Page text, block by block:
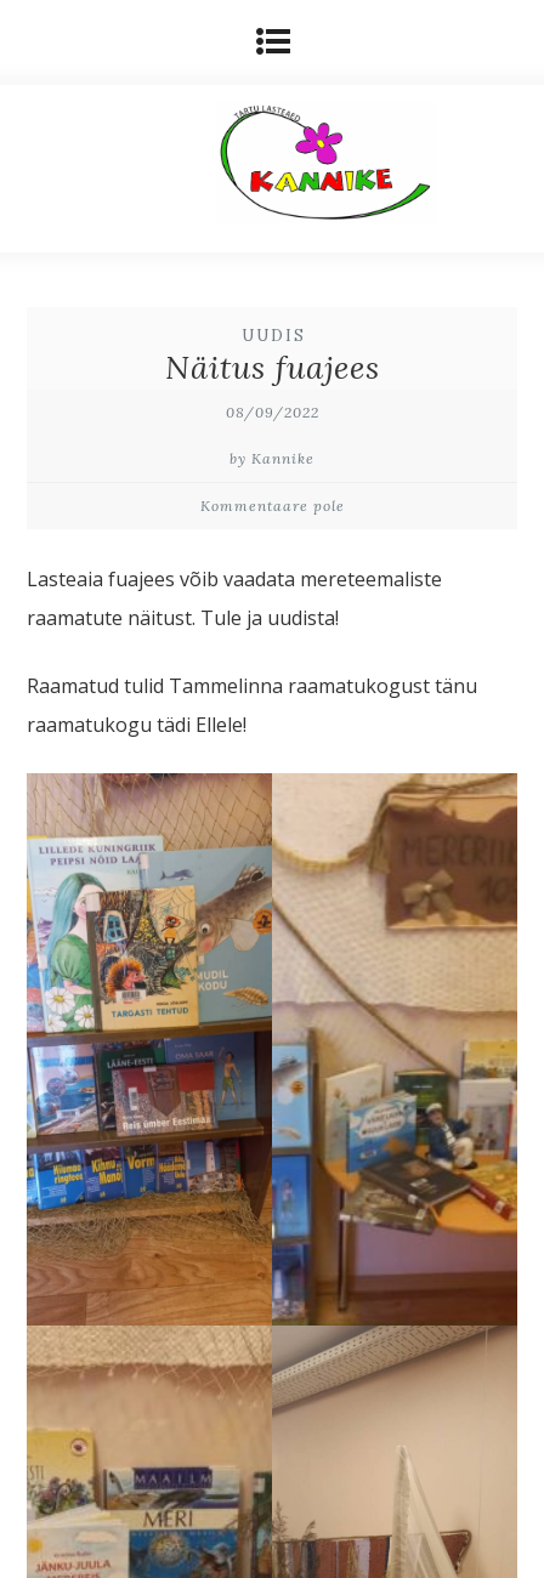
UUDIS
Näitus fuajees
08/09/2022
by Kannike
Kommentaare pole
Lasteaia fuajees võib vaadata mereteemaliste
raamatute näitust. Tule ja uudista!
Raamatud tulid Tammelinna raamatukogust tänu
raamatukogu tädi Ellele!